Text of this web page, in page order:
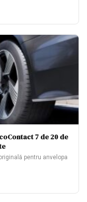
7 de 20 de
pentru anvelopa